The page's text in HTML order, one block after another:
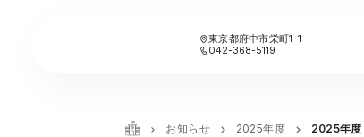
東京都府中市栄町1-1
042-368-5119
お知らせ 2025年度 2025年度